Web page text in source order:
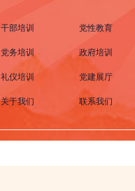
干部培训 党性教育
党务培训 政府培训
礼仪培训 党建展厅
关于我们 联系我们